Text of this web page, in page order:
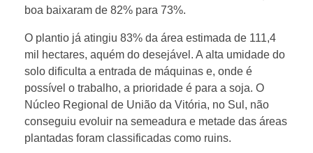
a
c
t
a
boa baixaram de 82% para 73%.
O plantio já atingiu 83% da área estimada de 111,4
mil hectares, aquém do desejável. A alta umidade do
solo dificulta a entrada de máquinas e, onde é
possível o trabalho, a prioridade é para a soja. O
Núcleo Regional de União da Vitória, no Sul, não
conseguiu evoluir na semeadura e metade das áreas
plantadas foram classificadas como ruins.